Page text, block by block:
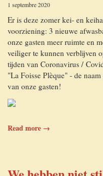
1 septembre 2020
Er is deze zomer kei- en
voorziening: 3 nieuwe
onze gasten meer ruimte en
veiliger te kunnen verblijven
tijden van Coronavirus /
"La Foisse Plèque" - de
van onze gasten!
Read more →